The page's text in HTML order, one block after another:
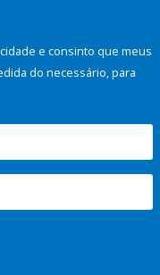
e consinto que meus
do necessário, para